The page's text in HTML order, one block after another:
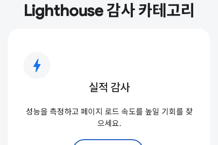
Lighthouse 감사 카테고리
bolt
실적 감사
성능을 측정하고 페이지 로드 속도를 높일 기회를 찾
으세요.